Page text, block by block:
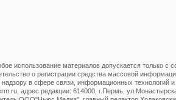
использование материалов допускается только с
о регистрации средства массовой
в сфере связи, информационных технологий
адрес редакции: 614000, г.Пермь,